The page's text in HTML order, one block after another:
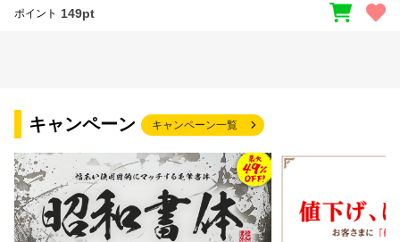
ポイント 149pt
キャンペーン キャンペーン一覧